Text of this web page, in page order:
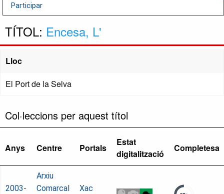
Participar
TÍTOL: Encesa, L'
Lloc
El Port de la Selva
Col·leccions per aquest títol
Anys Centre Portals
Estat
digitalització
Completesa
2003-
Arxiu
Comarcal
Xac